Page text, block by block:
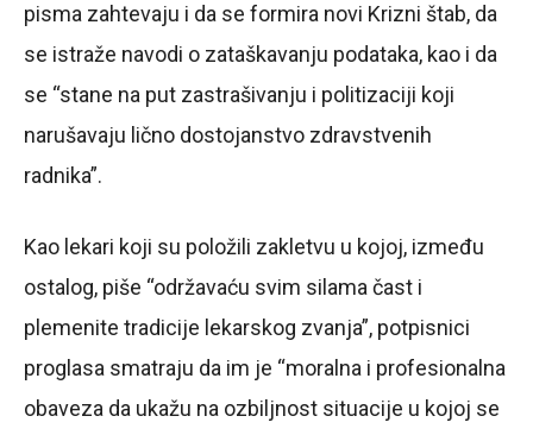
pisma zahtevaju i da se formira novi Krizni štab, da
se istraže navodi o zataškavanju podataka, kao i da
se “stane na put zastrašivanju i politizaciji koji
narušavaju lično dostojanstvo zdravstvenih
radnika”.
Kao lekari koji su položili zakletvu u kojoj, između
ostalog, piše “održavaću svim silama čast i
plemenite tradicije lekarskog zvanja”, potpisnici
proglasa smatraju da im je “moralna i profesionalna
obaveza da ukažu na ozbiljnost situacije u kojoj se